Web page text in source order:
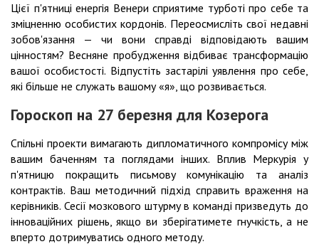
Цієї п'ятниці енергія Венери сприятиме турботі про себе та
зміцненню особистих кордонів. Переосмисліть свої недавні
зобов'язання — чи вони справді відповідають вашим
цінностям? Весняне пробудження відбиває трансформацію
вашої особистості. Відпустіть застарілі уявлення про себе,
які більше не служать вашому «я», що розвивається.
Гороскоп на 27 березня для Козерога
Спільні проекти вимагають дипломатичного компромісу між
вашим баченням та поглядами інших. Вплив Меркурія у
п'ятницю покращить письмову комунікацію та аналіз
контрактів. Ваш методичний підхід справить враження на
керівників. Сесії мозкового штурму в команді призведуть до
інноваційних рішень, якщо ви зберігатимете гнучкість, а не
вперто дотримуватись одного методу.